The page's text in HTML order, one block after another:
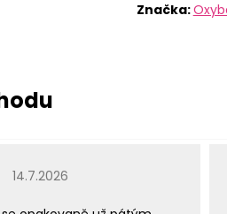
Značka:
Hodnocení obchodu je 5 z 5
14.7.2026